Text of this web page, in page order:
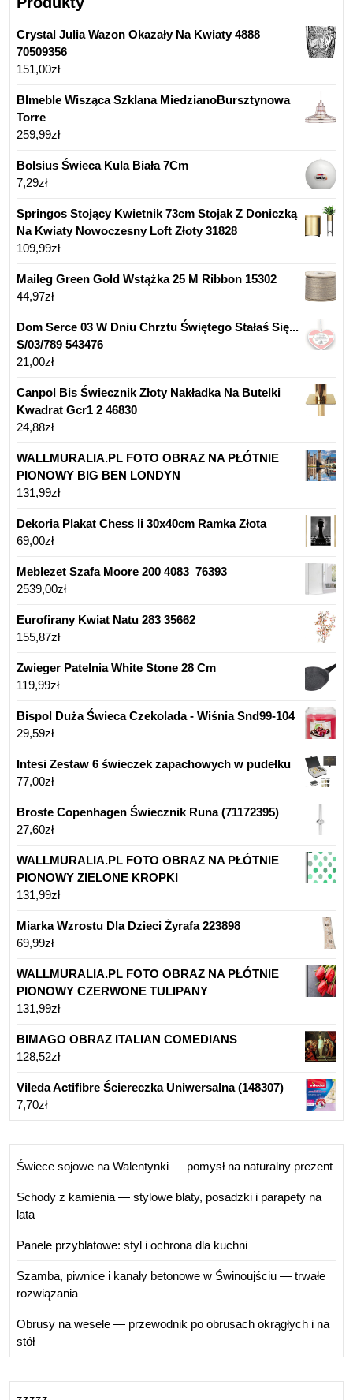
Crystal Julia Wazon Okazały Na Kwiaty 4888
70509356
151,00zł
Blmeble Wisząca Szklana MiedzianoBursztynowa
Torre
259,99zł
Bolsius Świeca Kula Biała 7Cm
7,29zł
Springos Stojący Kwietnik 73cm Stojak Z Doniczką
Na Kwiaty Nowoczesny Loft Złoty 31828
109,99zł
Maileg Green Gold Wstążka 25 M Ribbon 15302
44,97zł
Dom Serce 03 W Dniu Chrztu Świętego Stałaś Się...
S/03/789 543476
21,00zł
Canpol Bis Świecznik Złoty Nakładka Na Butelki
Kwadrat Gcr1 2 46830
24,88zł
WALLMURALIA.PL FOTO OBRAZ NA PŁÓTNIE
PIONOWY BIG BEN LONDYN
131,99zł
Dekoria Plakat Chess Ii 30x40cm Ramka Złota
69,00zł
Meblezet Szafa Moore 200 4083_76393
2539,00zł
Eurofirany Kwiat Natu 283 35662
155,87zł
Zwieger Patelnia White Stone 28 Cm
119,99zł
Bispol Duża Świeca Czekolada - Wiśnia Snd99-104
29,59zł
Intesi Zestaw 6 świeczek zapachowych w pudełku
77,00zł
Broste Copenhagen Świecznik Runa (71172395)
27,60zł
WALLMURALIA.PL FOTO OBRAZ NA PŁÓTNIE
PIONOWY ZIELONE KROPKI
131,99zł
Miarka Wzrostu Dla Dzieci Żyrafa 223898
69,99zł
WALLMURALIA.PL FOTO OBRAZ NA PŁÓTNIE
PIONOWY CZERWONE TULIPANY
131,99zł
BIMAGO OBRAZ ITALIAN COMEDIANS
128,52zł
Vileda Actifibre Ściereczka Uniwersalna (148307)
7,70zł
Świece sojowe na Walentynki — pomysł na naturalny prezent
Schody z kamienia — stylowe blaty, posadzki i parapety na
lata
Panele przyblatowe: styl i ochrona dla kuchni
Szamba, piwnice i kanały betonowe w Świnoujściu — trwałe
rozwiązania
Obrusy na wesele — przewodnik po obrusach okrągłych i na
stół